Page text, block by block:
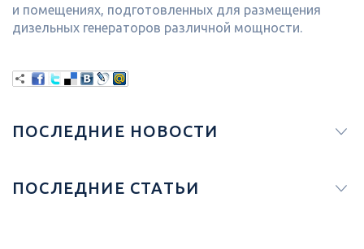
и помещениях, подготовленных для размещения
дизельных генераторов различной мощности.
ПОСЛЕДНИЕ НОВОСТИ
ПОСЛЕДНИЕ СТАТЬИ